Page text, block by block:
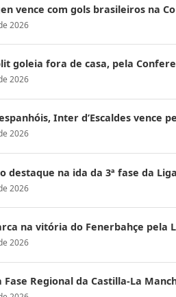
vence com gols brasileiros na
2026
goleia fora de casa, pela
2026
Inter d’Escaldes vence
2026
destaque na ida da 3ª fase da
2026
na vitória do Fenerbahçe pela
2026
Fase Regional da Castilla-La